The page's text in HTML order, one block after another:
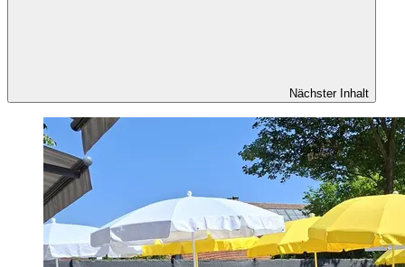
Nächster Inhalt